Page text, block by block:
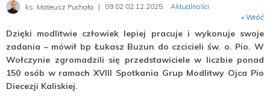
ks. Mateusz Puchała 09:02 02.12.2025
Aktualności
« Wróć
Dzięki modlitwie człowiek lepiej pracuje i wykonuje swoje
zadania – mówił bp Łukasz Buzun do czcicieli św. o. Pio. W
Wołczynie zgromadzili się przedstawiciele w liczbie ponad
150 osób w ramach XVIII Spotkania Grup Modlitwy Ojca Pio
Diecezji Kaliskiej.